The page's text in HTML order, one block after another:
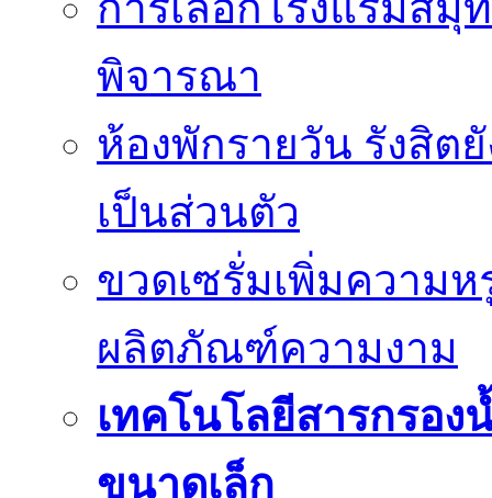
พิจารณา
ห้องพักรายวัน รังสิต
เป็นส่วนตัว
ขวดเซรั่มเพิ่มความ
ผลิตภัณฑ์ความงาม
เทคโนโลยีสารกรอ
ขนาดเล็ก